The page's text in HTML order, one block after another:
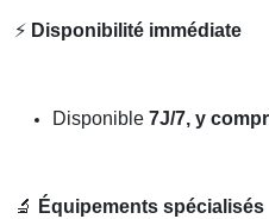
⚡ Disponibilité immédiate
Disponible 7J/7, y
🔬 Équipements spécialisés